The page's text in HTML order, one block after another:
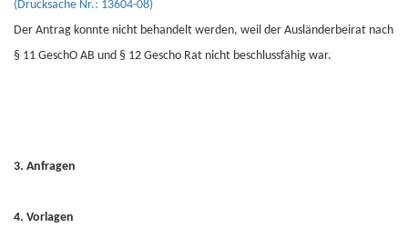
(Drucksache Nr.: 13604-08)
Der Antrag konnte nicht behandelt werden, weil der Ausländerbeirat nach
§ 11 GeschO AB und § 12 Gescho Rat nicht beschlussfähig war.
3. Anfragen
4. Vorlagen